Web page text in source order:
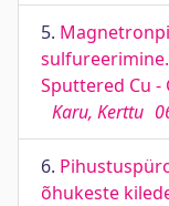
5.
Sputtered Cu -
Karu, Kerttu
6.
õhukeste